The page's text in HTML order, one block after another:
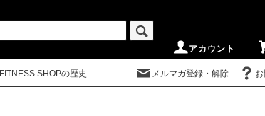
アカウント
FITNESS SHOPの歴史 メルマガ登録・解除